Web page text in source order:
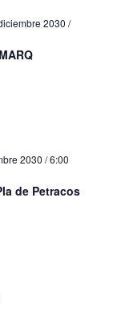
2030 /
2030 / 6:00
de Petracos